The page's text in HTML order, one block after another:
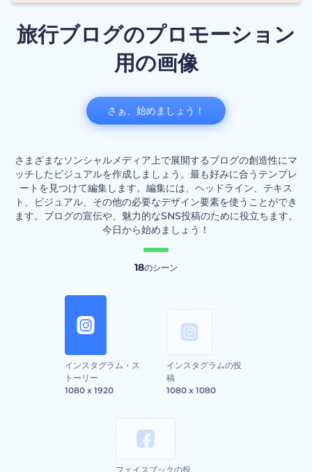
旅行ブログのプロモーション
用の画像
さまざまなソンシャルメディア上で展開するブログの創造性にマ
ッチしたビジュアルを作成しましょう。最も好みに合うテンプレ
ートを見つけて編集します。編集には、ヘッドライン、テキス
ト、ビジュアル、その他の必要なデザイン要素を使うことができ
ます。ブログの宣伝や、魅力的なSNS投稿のために役立ちます。
今日から始めましょう！
18のシーン
インスタグラム・ス
トーリー
1080 x 1920
インスタグラムの投
稿
1080 x 1080
フェイスブックの投
さぁ、始めましょう！